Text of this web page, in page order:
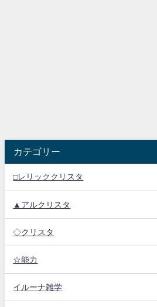
カテゴリー
□レリッククリスタ
▲アルクリスタ
◇クリスタ
☆能力
イルーナ雑学